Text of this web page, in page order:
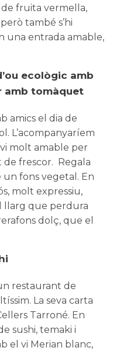
fruita vermella,
també s’hi
una entrada amable,
ecològic amb
amb tomàquet
amics el dia de
L’acompanyaríem
molt amable per
frescor. Regala
fons vegetal. En
molt expressiu,
llarg que perdura
dolç, que el
restaurant de
La seva carta
Tarroné. En
sushi, temaki i
el vi Merian blanc,